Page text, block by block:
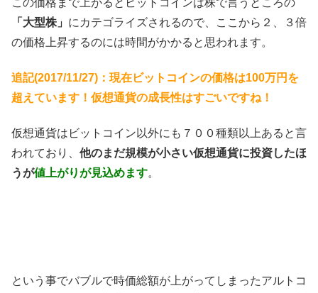
「大型株」 にカテゴライズされるので、ここから２、３倍
の価格上昇するのには時間がかかると思われます。
追記(2017/11/27)：現在ビットコインの価格は100万円を
超えています！仮想通貨の成長性はすごいですね！
仮想通貨はビットコイン以外にも７００種類以上あると言
われており、 他のまだ規模が小さい仮想通貨に投資したほ
うが値上がりが見込めます。
という事でバブルで時価総額が上がってしまったアルトコ